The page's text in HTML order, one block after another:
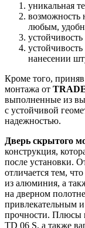
уникальная
возможность
любым,
устойчивость
нанесении
Кроме того, приняв
монтажа от
выполненные из
с устойчивой
надежностью.
Дверь скрытого
конструкция,
после установки.
отличается тем,
из алюминия, а
на дверном
привлекательным
прочности. Плюсы
TD 06 S, а также